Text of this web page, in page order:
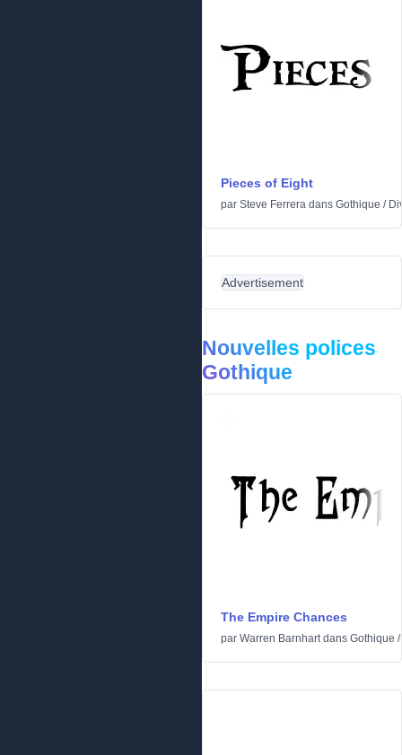
Pieces of Eight
par Steve Ferrera dans Gothique /
Advertisement
Nouvelles polices
Gothique
The Empire Chances
par Warren Barnhartdans Gothique /